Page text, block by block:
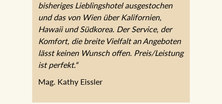
bisheriges Lieblingshotel ausgestochen
und das von Wien über Kalifornien,
Hawaii und Südkorea. Der Service, der
Komfort, die breite Vielfalt an Angeboten
lässt keinen Wunsch offen. Preis/Leistung
ist perfekt.“
Mag. Kathy Eissler